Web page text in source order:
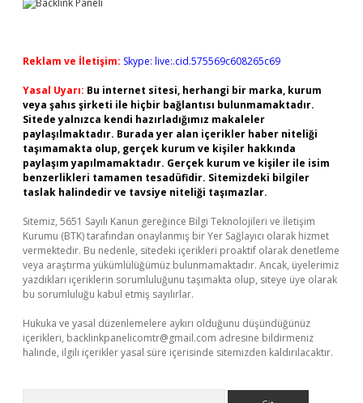
Reklam ve İletişim: Skype: live:.cid.575569c608265c69
Yasal Uyarı: Bu internet sitesi, herhangi bir marka, kurum
veya şahıs şirketi ile hiçbir bağlantısı bulunmamaktadır.
Sitede yalnızca kendi hazırladığımız makaleler
paylaşılmaktadır. Burada yer alan içerikler haber niteliği
taşımamakta olup, gerçek kurum ve kişiler hakkında
paylaşım yapılmamaktadır. Gerçek kurum ve kişiler ile isim
benzerlikleri tamamen tesadüfidir. Sitemizdeki bilgiler
taslak halindedir ve tavsiye niteliği taşımazlar.
Sitemiz, 5651 Sayılı Kanun gereğince Bilgi Teknolojileri ve İletişim
Kurumu (BTK) tarafından onaylanmış bir Yer Sağlayıcı olarak hizmet
vermektedir. Bu nedenle, sitedeki içerikleri proaktif olarak denetleme
veya araştırma yükümlülüğümüz bulunmamaktadır. Ancak, üyelerimiz
yazdıkları içeriklerin sorumluluğunu taşımakta olup, siteye üye olarak
bu sorumluluğu kabul etmiş sayılırlar.
Hukuka ve yasal düzenlemelere aykırı olduğunu düşündüğünüz
içerikleri, backlinkpanelicomtr@gmail.com adresine bildirmeniz
halinde, ilgili içerikler yasal süre içerisinde sitemizden kaldırılacaktır.